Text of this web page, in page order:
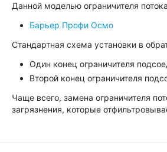
Данной моделью ограничителя
Барьер Профи Осмо
Стандартная схема установки в
Один конец ограничителя
Второй конец ограничителя
Чаще всего, замена ограничителя
загрязнения, которые